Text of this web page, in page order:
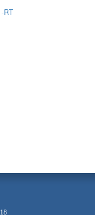
RT